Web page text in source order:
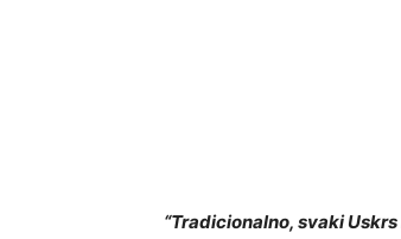
“Tradicionalno, svaki